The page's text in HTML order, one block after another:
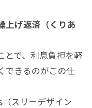
上げ返済（くりあ
とで、利息負担を軽
できるのがこの仕
スリーデザイン